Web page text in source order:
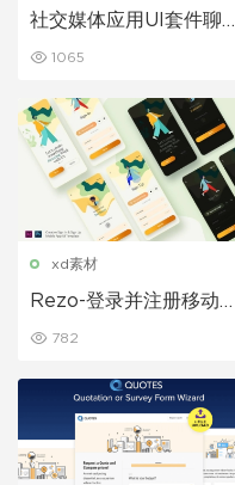
社交媒体应用UI套件聊天
1065
xd素材
Rezo-登录并注册移动应
782